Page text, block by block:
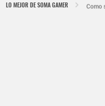
LO MEJOR DE SOMA GAMER